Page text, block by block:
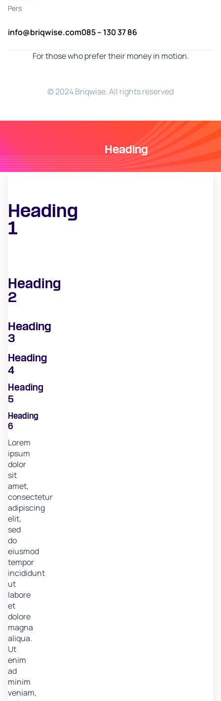
Pers
info@briqwise.com085 – 130 37 86
For those who prefer their money in motion.
© 2024 Briqwise. All rights reserved
Heading
Heading
1
Heading
2
Heading
3
Heading
4
Heading
5
Heading
6
Lorem
ipsum
dolor
sit
amet,
consectetur
adipiscing
elit,
sed
do
eiusmod
tempor
incididunt
ut
labore
et
dolore
magna
aliqua.
Ut
enim
ad
minim
veniam,